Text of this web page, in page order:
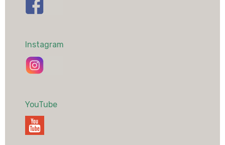
Instagram
YouTube